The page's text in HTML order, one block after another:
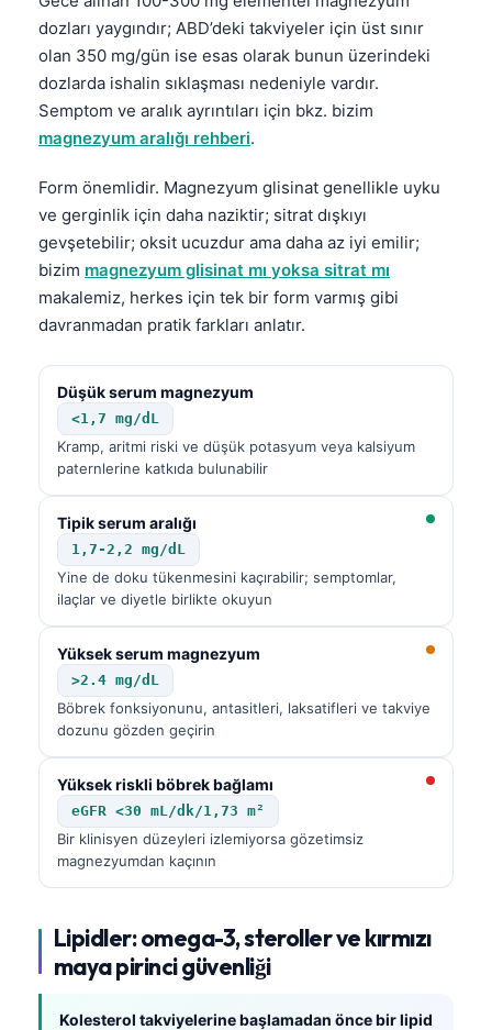
dozları yaygındır; ABD’deki takviyeler için üst sınır
olan 350 mg/gün ise esas olarak bunun üzerindeki
dozlarda ishalin sıklaşması nedeniyle vardır.
Semptom ve aralık ayrıntıları için bkz. bizim
magnezyum aralığı rehberi.
Form önemlidir. Magnezyum glisinat genellikle uyku
ve gerginlik için daha naziktir; sitrat dışkıyı
gevşetebilir; oksit ucuzdur ama daha az iyi emilir;
bizim magnezyum glisinat mı yoksa sitrat mı
makalemiz, herkes için tek bir form varmış gibi
davranmadan pratik farkları anlatır.
Düşük serum magnezyum
<1,7 mg/dL
Kramp, aritmi riski ve düşük potasyum veya kalsiyum
paternlerine katkıda bulunabilir
Tipik serum aralığı
1,7-2,2 mg/dL
Yine de doku tükenmesini kaçırabilir; semptomlar,
ilaçlar ve diyetle birlikte okuyun
Yüksek serum magnezyum
>2.4 mg/dL
Böbrek fonksiyonunu, antasitleri, laksatifleri ve takviye
dozunu gözden geçirin
Yüksek riskli böbrek bağlamı
eGFR <30 mL/dk/1,73 m²
Bir klinisyen düzeyleri izlemiyorsa gözetimsiz
magnezyumdan kaçının
Lipidler: omega-3, steroller ve kırmızı
maya pirinci güvenliği
Kolesterol takviyelerine başlamadan önce bir lipid
മലയാളം
Bahasa Melayu
Tiếng Việt
Tagalog
ไทย
ဗမာစာ
ភាសាខ្មែរ
Kiswahili
አማርኛ
O‘zbekcha
Català
Қазақ тілі
Hrvatski
Slovenčina
سنڌي
සිංහල
অসমীয়া
Galego
Euskara
Gàidhlig